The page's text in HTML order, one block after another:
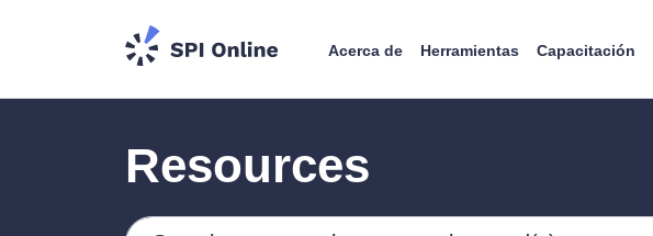
Acerca de Herramientas Capacitación
Resources
Search by keywords